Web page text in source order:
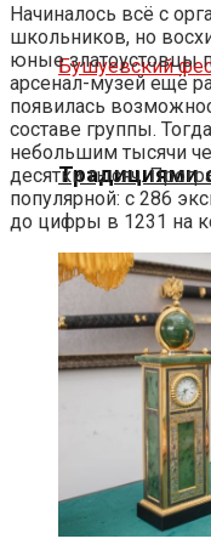
Традициями
состоялся
Начиналось всё с
школьников, но
юные златоустовцы
арсенал-музей ещё
появилась
составе группы.
небольшим тысячи
десятки тысяч.
популярной: с 286
до цифры в 1231 на